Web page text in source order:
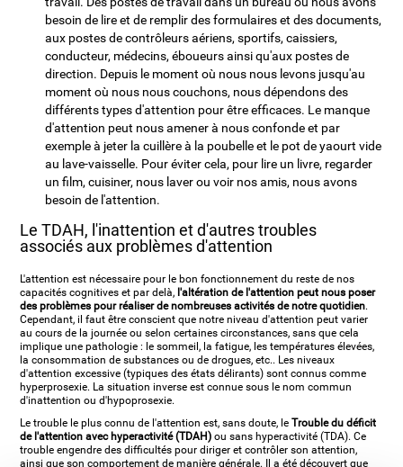
besoin de lire et de remplir des formulaires et des documents,
aux postes de contrôleurs aériens, sportifs, caissiers,
conducteur, médecins, éboueurs ainsi qu'aux postes de
direction. Depuis le moment où nous nous levons jusqu'au
moment où nous nous couchons, nous dépendons des
différents types d'attention pour être efficaces. Le manque
d'attention peut nous amener à nous confonde et par
exemple à jeter la cuillère à la poubelle et le pot de yaourt vide
au lave-vaisselle. Pour éviter cela, pour lire un livre, regarder
un film, cuisiner, nous laver ou voir nos amis, nous avons
besoin de l'attention.
Le TDAH, l'inattention et d'autres troubles
associés aux problèmes d'attention
L'attention est nécessaire pour le bon fonctionnement du reste de nos
capacités cognitives et par delà, l'altération de l'attention peut nous poser
des problèmes pour réaliser de nombreuses activités de notre quotidien.
Cependant, il faut être conscient que notre niveau d'attention peut varier
au cours de la journée ou selon certaines circonstances, sans que cela
implique une pathologie : le sommeil, la fatigue, les températures élevées,
la consommation de substances ou de drogues, etc.. Les niveaux
d'attention excessive (typiques des états délirants) sont connus comme
hyperprosexie. La situation inverse est connue sous le nom commun
d'inattention ou d'hypoprosexie.
Le trouble le plus connu de l'attention est, sans doute, leTrouble du déficit
de l'attention avec hyperactivité (TDAH) ou sans hyperactivité (TDA). Ce
trouble engendre des difficultés pour diriger et contrôler son attention,
ainsi que son comportement de manière générale. Il a été découvert que